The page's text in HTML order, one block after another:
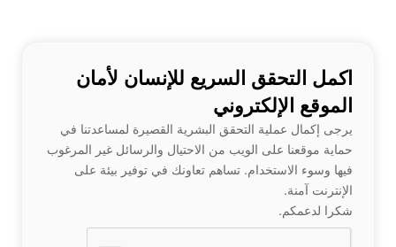
اكمل التحقق السريع للإنسان لأمان
الموقع الإلكتروني
يرجى إكمال عملية التحقق البشرية القصيرة لمساعدتنا في
حماية موقعنا على الويب من الاحتيال والرسائل غير المرغوب
فيها وسوء الاستخدام. تساهم تعاونك في توفير بيئة على
الإنترنت آمنة.
شكرا لدعمكم.